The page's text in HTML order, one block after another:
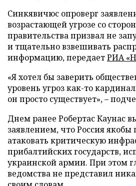
Синкявичюс опроверг
возрастающей угрозе со
правительства призвал не
и тщательно взвешивать
информацию, передаетРИА
«Я хотел бы заверить
уровень угроз как-то
он просто существует», –
Днем ранее Робертас Каунас
заявлением, что Россия якобы
атаковать критическую
прибалтийских государств,
украинской армии. При этом
ведомства не представил